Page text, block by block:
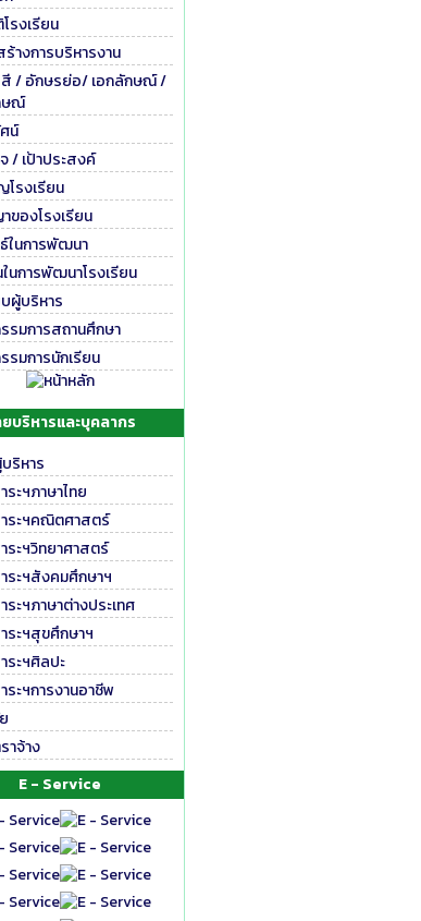
รงเรียน
ร้างการบริหารงาน
สี / อักษรย่อ/ เอกลักษณ์ /
ษณ์
น์
/ เป้าประสงค์
โรงเรียน
ของโรงเรียน
ในการพัฒนา
นการพัฒนาโรงเรียน
บผู้บริหาร
รมการสถานศึกษา
รมการนักเรียน
บริหารและบุคลากร
ริหาร
ะฯภาษาไทย
ระฯคณิตศาสตร์
ระฯวิทยาศาสตร์
ระฯสังคมศึกษาฯ
ะฯภาษาต่างประเทศ
ระฯสุขศึกษาฯ
ระฯศิลปะ
ระฯการงานอาชีพ
าจ้าง
E - Service